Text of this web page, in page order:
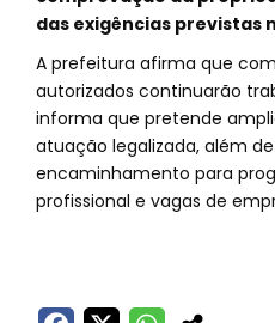
das exigências previstas
A prefeitura afirma que
autorizados continuarão
informa que pretende
atuação legalizada, além
encaminhamento para
profissional e vagas de